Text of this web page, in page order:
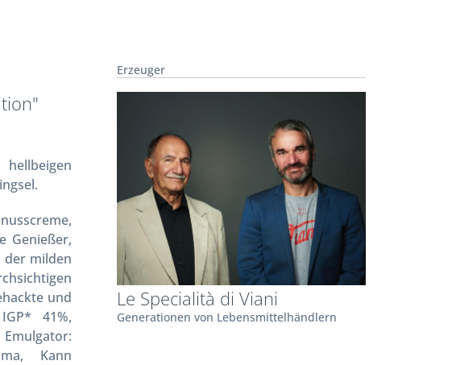
Genießer,
der milden
und
41%,
Kann
Erzeuger
Le Specialità di Viani
Generationen von Lebensmittelhändlern